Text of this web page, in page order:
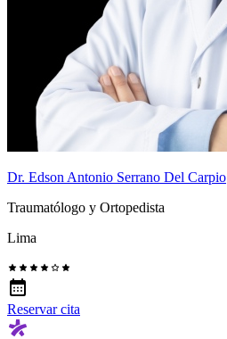
Dr. Edson Antonio Serrano Del Carpio
Traumatólogo y Ortopedista
Lima
Reservar cita